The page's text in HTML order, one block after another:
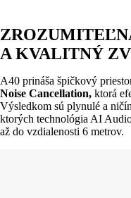
A KVALITNÝ
A40 prináša špičkový
Noise Cancellation, ktorá
Výsledkom sú plynulé a
ktorých technológia AI
až do vzdialenosti 6 metrov.